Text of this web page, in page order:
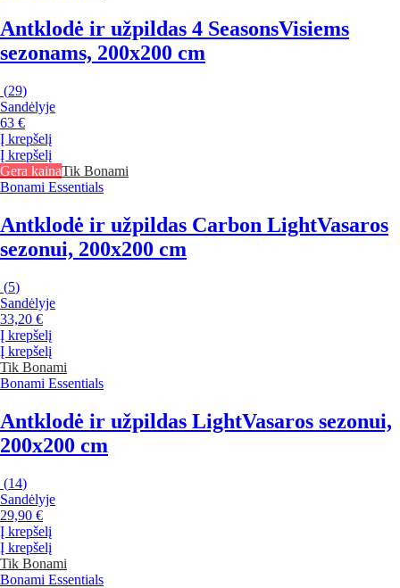
Antklodė ir užpildas 4 SeasonsVisiems
sezonams, 200x200 cm
(29)
Sandėlyje
63 €
Į krepšelį
Į krepšelį
Gera kainaTik Bonami
Bonami Essentials
Antklodė ir užpildas Carbon LightVasaros
sezonui, 200x200 cm
(5)
Sandėlyje
33,20 €
Į krepšelį
Į krepšelį
Tik Bonami
Bonami Essentials
Antklodė ir užpildas LightVasaros sezonui,
200x200 cm
(14)
Sandėlyje
29,90 €
Į krepšelį
Į krepšelį
Tik Bonami
Bonami Essentials